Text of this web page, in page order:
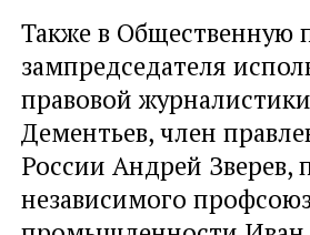
Также в Общественную
зампредседателя
правовой
Дементьев, член
России Андрей Зверев,
независимого